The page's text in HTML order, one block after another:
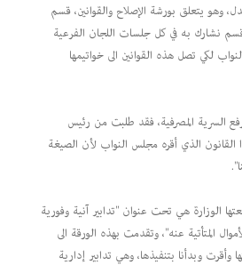
وهو يتعلق بورشة الإصلاح والقوانين، قسم
نشارك به في كل جلسات اللجان الفرعية
لكي تصل هذه القوانين الى خواتيمها
السرية المصرفية، فقد طلبت من رئيس
الذي أقره مجلس النواب لأن الصيغة
الوزارة هي تحت عنوان "تدابير آنية وفورية
المتأتية عنه"، وتقدمت بهذه الورقة الى
وبدأنا بتنفيذها، وهي تدابير إدارية